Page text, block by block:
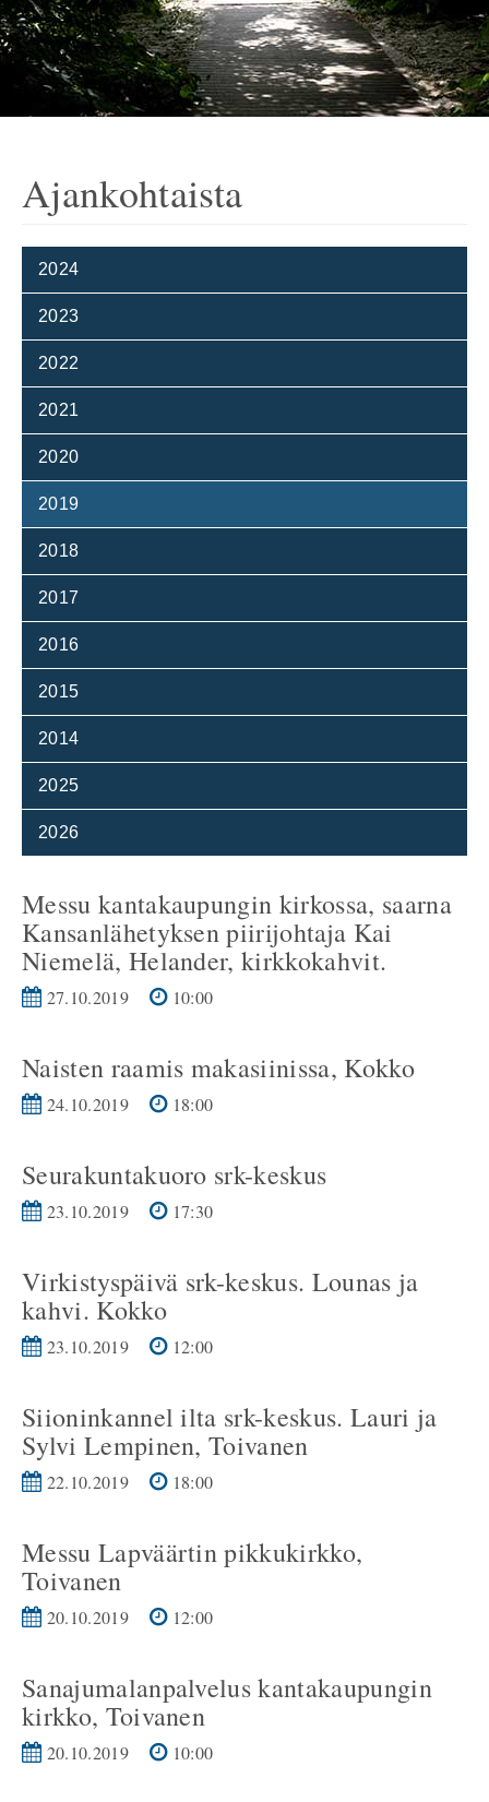
Ajankohtaista
2024
2023
2022
2021
2020
2019
2018
2017
2016
2015
2014
2025
2026
Messu kantakaupungin kirkossa, saarna
Kansanlähetyksen piirijohtaja Kai
Niemelä, Helander, kirkkokahvit.
27.10.2019 10:00
Naisten raamis makasiinissa, Kokko
24.10.2019 18:00
Seurakuntakuoro srk-keskus
23.10.2019 17:30
Virkistyspäivä srk-keskus. Lounas ja
kahvi. Kokko
23.10.2019 12:00
Siioninkannel ilta srk-keskus. Lauri ja
Sylvi Lempinen, Toivanen
22.10.2019 18:00
Messu Lapväärtin pikkukirkko,
Toivanen
20.10.2019 12:00
Sanajumalanpalvelus kantakaupungin
kirkko, Toivanen
20.10.2019 10:00